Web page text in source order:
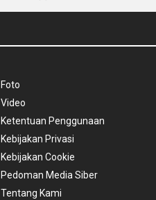
Foto
Video
Ketentuan Penggunaan
Kebijakan Privasi
Kebijakan Cookie
Pedoman Media Siber
Tentang Kami